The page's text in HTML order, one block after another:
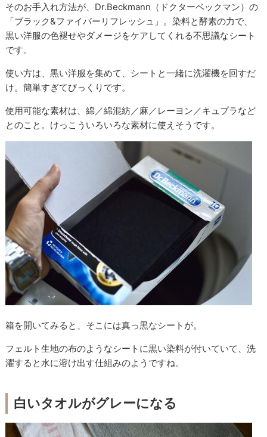
そのお手入れ方法が、Dr.Beckmann（ドクターベックマン）の
「ブラック&ファイバーリフレッシュ」。染料と酵素の力で、
黒い洋服の色褪せやダメージをケアしてくれる不思議なシート
です。
使い方は、黒い洋服を集めて、シートと一緒に洗濯機を回すだ
け。簡単すぎてびっくりです。
使用可能な素材は、綿／綿混紡／麻／レーヨン／キュプラなど
とのこと。けっこういろいろな素材に使えそうです。
箱を開いてみると、そこには真っ黒なシートが。
フェルト生地の布のようなシートに黒い染料が付いていて、洗
濯すると水に溶け出す仕組みのようですね。
白いタオルがグレーになる